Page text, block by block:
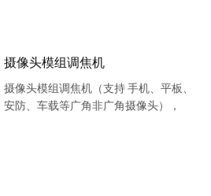
摄像头模组调焦机
摄像头模组调焦机（支持 手机、平板、
安防、车载等广角非广角摄像头），